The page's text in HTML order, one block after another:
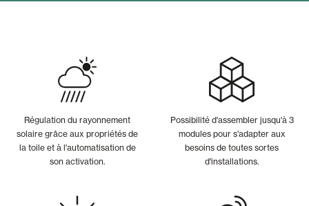
Régulation du rayonnement
solaire grâce aux propriétés de
la toile et à l'automatisation de
son activation.
Possibilité d'assembler jusqu'à 3
modules pour s'adapter aux
besoins de toutes sortes
d'installations.